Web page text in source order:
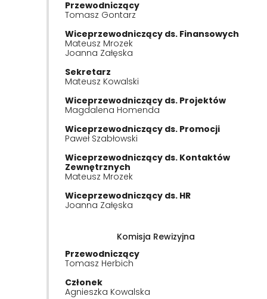
Przewodniczący
Tomasz Gontarz
Wiceprzewodniczący ds. Finansowych
Mateusz Mrozek
Joanna Załęska
Sekretarz
Mateusz Kowalski
Wiceprzewodniczący ds. Projektów
Magdalena Homenda
Wiceprzewodniczący ds. Promocji
Paweł Szabłowski
Wiceprzewodniczący ds. Kontaktów
Zewnętrznych
Mateusz Mrozek
Wiceprzewodniczący ds. HR
Joanna Załęska
Komisja Rewizyjna
Przewodniczący
Tomasz Herbich
Członek
Agnieszka Kowalska